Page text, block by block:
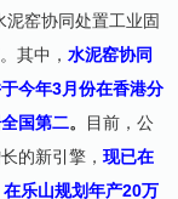
泥窑协同处置工业固
其中， 水泥窑协同
今年3月份在香港分
国第二。
目前，公
的新引擎， 现已在
乐山规划年产20万